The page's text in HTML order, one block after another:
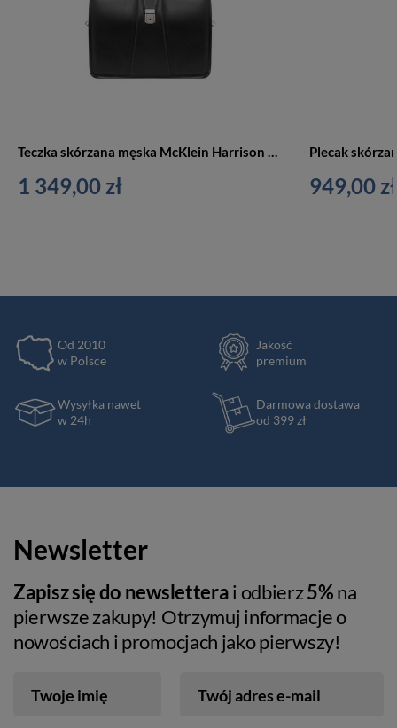
Teczka skórzana męska McKlein Harrison aktówka na laptopa 17 cali A4 czarna
1 349,00 zł 949,00 zł
Od 2010
w Polsce
Jakość
premium
Wysyłka nawet
w 24h
Darmowa dostawa
od 399 zł
Newsletter
Zapisz się do newsletterai odbierz5%na
pierwsze zakupy! Otrzymuj informacje o
nowościach i promocjach jako pierwszy!
Twoje imię Twój adres e-mail